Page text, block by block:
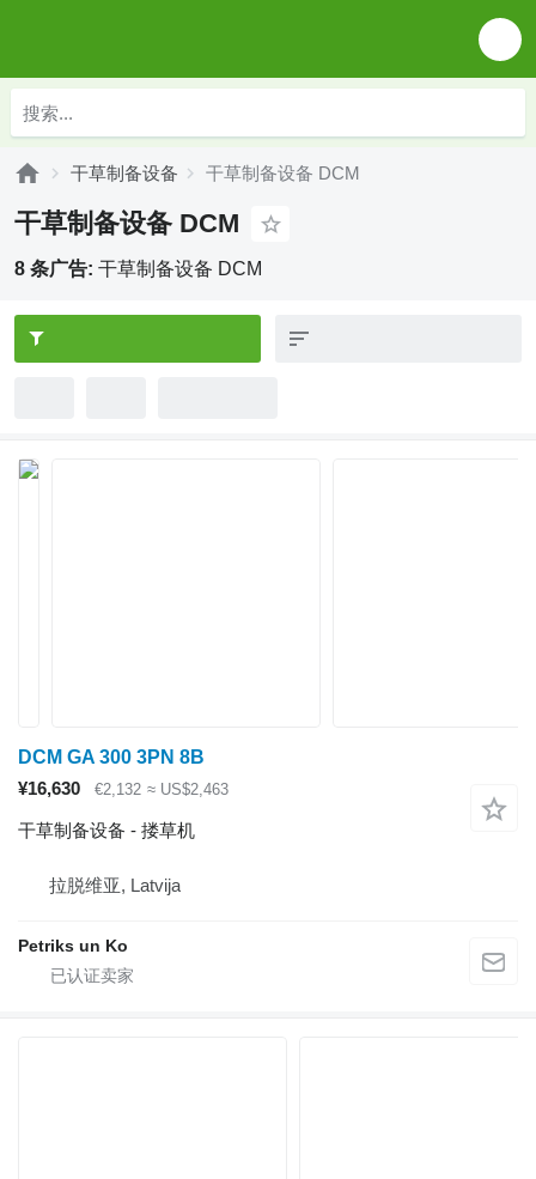
干草制备设备 干草制备设备 DCM
干草制备设备 DCM
8 条广告: 干草制备设备 DCM
DCM GA 300 3PN 8B
¥16,630
€2,132 ≈ US$2,463
干草制备设备 - 搂草机
拉脱维亚, Latvija
Petriks un Ko